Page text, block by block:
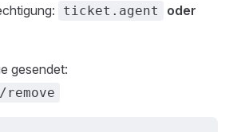
ticket.agent oder
gesendet: